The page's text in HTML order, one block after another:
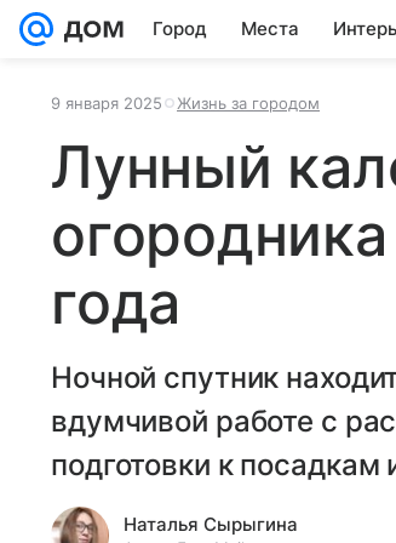
Город Места
9 января 2025 Жизнь за городом
Лунный
года
Ночной спутник
вдумчивой работе с
подготовки к посадкам
Наталья Сырыгина